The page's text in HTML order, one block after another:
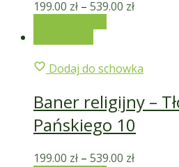
199.00 zł – 539.00 zł
Dodaj do schowka
Baner religijny –
Pańskiego 10
199.00 zł – 539.00 zł